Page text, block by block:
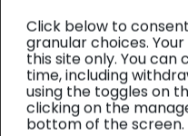
Click below to
granular choices.
this site only. You
time, including
using the toggles on
clicking on the
bottom of the screen.